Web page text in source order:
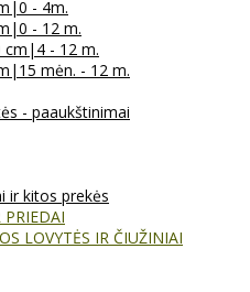
- 4m.
- 12 m.
cm|4 - 12 m.
mėn. - 12 m.
- paaukštinimai
ir kitos prekės
LOVYTĖS IR ČIUŽINIAI